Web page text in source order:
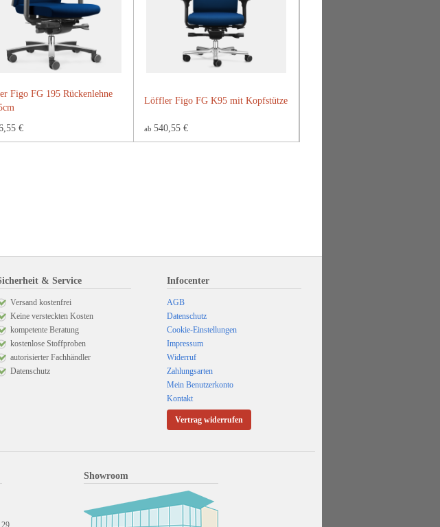
Figo FG 195 Rückenlehne
€
Löffler Figo FG K95 mit Kopfstütze
ab 540,55 €
& Service
Versand kostenfrei
Keine versteckten Kosten
kompetente Beratung
kostenlose Stoffproben
autorisierter Fachhändler
Datenschutz
Infocenter
AGB
Datenschutz
Cookie-Einstellungen
Impressum
Widerruf
Zahlungsarten
Mein Benutzerkonto
Kontakt
Vertrag widerrufen
29
Showroom